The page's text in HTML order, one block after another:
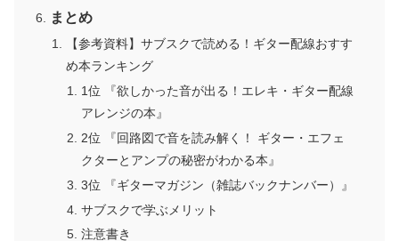
まとめ
【参考資料】サブスクで読める！ギター配線おすす
め本ランキング
1位 『欲しかった音が出る！エレキ・ギター配線
アレンジの本』
2位 『回路図で音を読み解く！ ギター・エフェ
クターとアンプの秘密がわかる本』
3位 『ギターマガジン（雑誌バックナンバー）』
サブスクで学ぶメリット
注意書き